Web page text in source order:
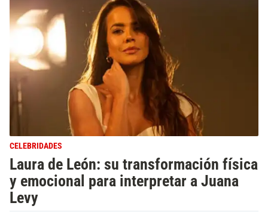
CELEBRIDADES
Laura de León: su transformación física
y emocional para interpretar a Juana
Levy